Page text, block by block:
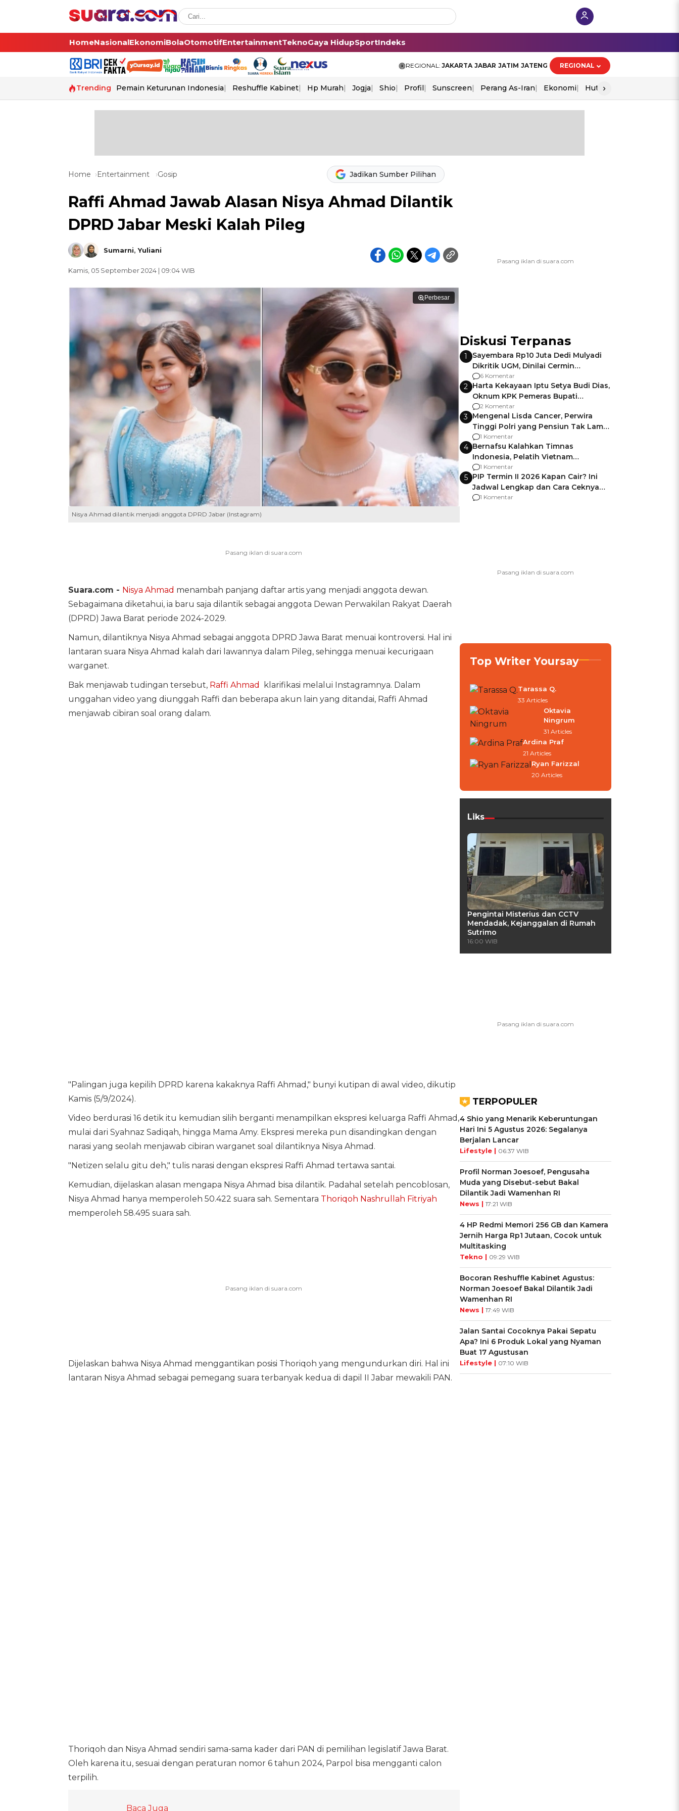
HomeNasionalEkonomiBolaOtomotifEntertainmentTeknoGaya HidupSportIndeks
REGIONAL: JAKARTA JABAR JATIM JATENG REGIONAL
Trending Pemain Keturunan Indonesia Reshuffle Kabinet Hp Murah Jogja Shio Profil Sunscreen Perang As-Iran Ekonomi Hut Ri
›
Home Entertainment Gosip Jadikan Sumber Pilihan
Raffi Ahmad Jawab Alasan Nisya Ahmad Dilantik
DPRD Jabar Meski Kalah Pileg
Sumarni,Yuliani
Kamis, 05 September 2024 | 09:04 WIB
Perbesar
Nisya Ahmad dilantik menjadi anggota DPRD Jabar (Instagram)
Suara.com - Nisya Ahmad menambah panjang daftar artis yang menjadi anggota dewan.
Sebagaimana diketahui, ia baru saja dilantik sebagai anggota Dewan Perwakilan Rakyat Daerah
(DPRD) Jawa Barat periode 2024-2029.
Namun, dilantiknya Nisya Ahmad sebagai anggota DPRD Jawa Barat menuai kontroversi. Hal ini
lantaran suara Nisya Ahmad kalah dari lawannya dalam Pileg, sehingga menuai kecurigaan
warganet.
Bak menjawab tudingan tersebut, Raffi Ahmad
klarifikasi melalui Instagramnya. Dalam
unggahan video yang diunggah Raffi dan beberapa akun lain yang ditandai, Raffi Ahmad
menjawab cibiran soal orang dalam.
"Palingan juga kepilih DPRD karena kakaknya Raffi Ahmad," bunyi kutipan di awal video, dikutip
Kamis (5/9/2024).
Video berdurasi 16 detik itu kemudian silih berganti menampilkan ekspresi keluarga Raffi Ahmad,
mulai dari Syahnaz Sadiqah, hingga Mama Amy. Ekspresi mereka pun disandingkan dengan
narasi yang seolah menjawab cibiran warganet soal dilantiknya Nisya Ahmad.
"Netizen selalu gitu deh," tulis narasi dengan ekspresi Raffi Ahmad tertawa santai.
Kemudian, dijelaskan alasan mengapa Nisya Ahmad bisa dilantik. Padahal setelah pencoblosan,
Nisya Ahmad hanya memperoleh 50.422 suara sah. Sementara Thoriqoh Nashrullah Fitriyah
memperoleh 58.495 suara sah.
Dijelaskan bahwa Nisya Ahmad menggantikan posisi Thoriqoh yang mengundurkan diri. Hal ini
lantaran Nisya Ahmad sebagai pemegang suara terbanyak kedua di dapil II Jabar mewakili PAN.
Thoriqoh dan Nisya Ahmad sendiri sama-sama kader dari PAN di pemilihan legislatif Jawa Barat.
Oleh karena itu, sesuai dengan peraturan nomor 6 tahun 2024, Parpol bisa mengganti calon
terpilih.
Baca Juga
Diskusi Terpanas
1
Sayembara Rp10 Juta Dedi Mulyadi
Dikritik UGM, Dinilai Cermin
Gagalnya Negara Jamin Keamanan
6 Komentar
2 Harta Kekayaan Iptu Setya Budi Dias,
Oknum KPK Pemeras Bupati
Pemalang
2 Komentar
3 Mengenal Lisda Cancer, Perwira
Tinggi Polri yang Pensiun Tak Lama
Usai Jadi Brigjen
1 Komentar
4 Bernafsu Kalahkan Timnas
Indonesia, Pelatih Vietnam
Berencana Pakai Jimat di Pakansari
1 Komentar
5 PIP Termin II 2026 Kapan Cair? Ini
Jadwal Lengkap dan Cara Ceknya
agar Dana Tidak Hangus!
1 Komentar
Top Writer Yoursay
Tarassa Q.
33 Articles
Oktavia
Ningrum
31 Articles
Ardina Praf
21 Articles
Ryan Farizzal
20 Articles
Liks
Pengintai Misterius dan CCTV
Mendadak, Kejanggalan di Rumah
Sutrimo
16:00 WIB
TERPOPULER
4 Shio yang Menarik Keberuntungan
Hari Ini 5 Agustus 2026: Segalanya
Berjalan Lancar
Lifestyle | 06:37 WIB
Profil Norman Joesoef, Pengusaha
Muda yang Disebut-sebut Bakal
Dilantik Jadi Wamenhan RI
News | 17:21 WIB
4 HP Redmi Memori 256 GB dan Kamera
Jernih Harga Rp1 Jutaan, Cocok untuk
Multitasking
Tekno | 09:29 WIB
Bocoran Reshuffle Kabinet Agustus:
Norman Joesoef Bakal Dilantik Jadi
Wamenhan RI
News | 17:49 WIB
Jalan Santai Cocoknya Pakai Sepatu
Apa? Ini 6 Produk Lokal yang Nyaman
Buat 17 Agustusan
Lifestyle | 07:10 WIB